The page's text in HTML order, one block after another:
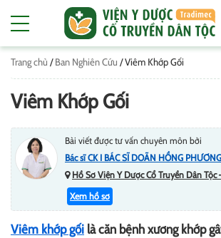
Trang chủ /Ban Nghiên Cứu /Viêm Khớp Gối
Viêm Khớp Gối
Bài viết được tư vấn chuyên môn bởi
Bác sĩ CK I BÁC SĨ DOÃN HỒNG PHƯƠNG
Hồ Sơ Viện Y Dược Cổ Truyền Dân Tộc
Xem hồ sơ
Viêm khớp gối là căn bệnh xương khớp